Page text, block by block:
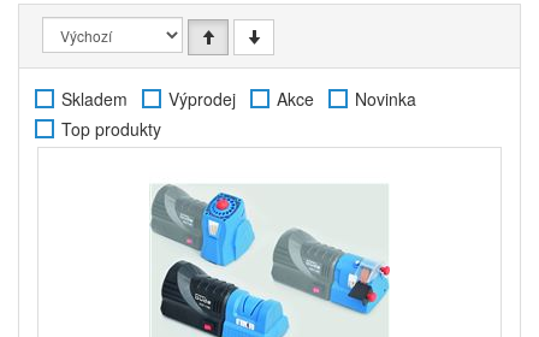
Skladem Výprodej Akce
Novinka
Top produkty